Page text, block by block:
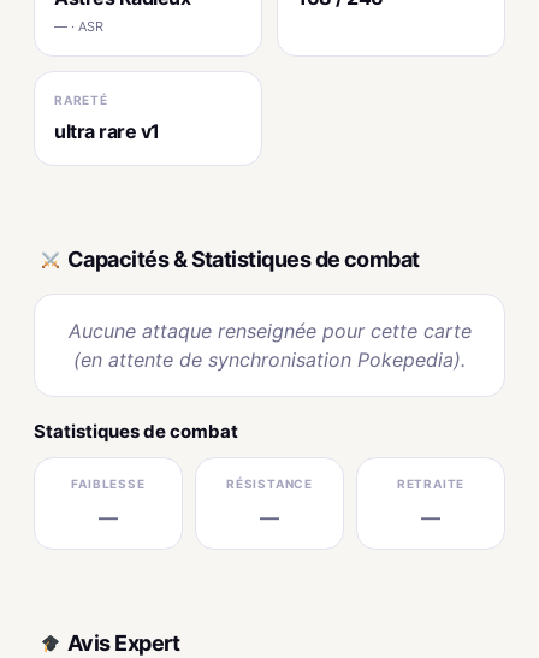
— · ASR
RARETÉ
ultra rare v1
Capacités & Statistiques de combat
Aucune attaque renseignée pour cette carte
(en attente de synchronisation Pokepedia).
Statistiques de combat
FAIBLESSE
—
RÉSISTANCE
—
RETRAITE
—
Avis Expert